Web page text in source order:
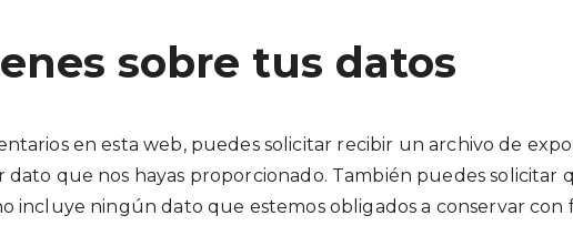
sobre tus datos
en esta web, puedes solicitar recibir un archivo de
que nos hayas proporcionado. También puedes solicitar
incluye ningún dato que estemos obligados a conservar con